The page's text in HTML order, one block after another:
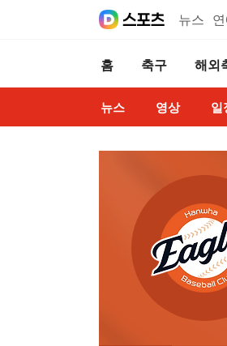
뉴스 연
홈 축구 해외
뉴스 영상 일